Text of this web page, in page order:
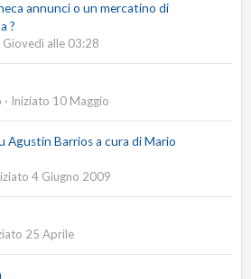
annunci o un mercatino di
?
Giovedì alle 03:28
· Iniziato 10 Maggio
Agustín Barrios a cura di Mario
4 Giugno 2009
25 Aprile